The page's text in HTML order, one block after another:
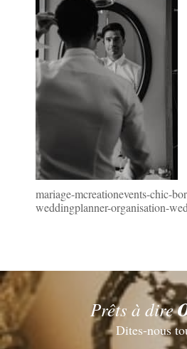
mariage-mcreationevents-chic-
weddingplanner-organisation-
Prêts à dire
Dites-nous